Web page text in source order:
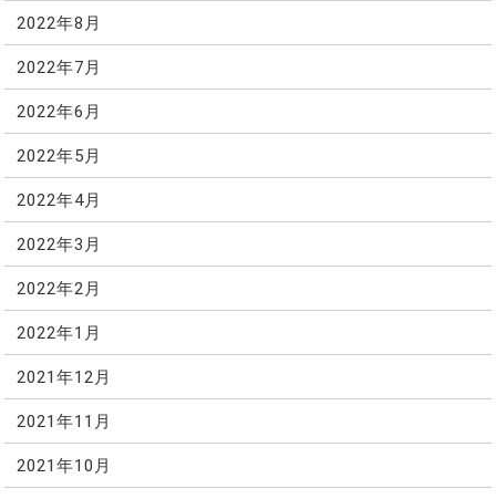
2022年8月
2022年7月
2022年6月
2022年5月
2022年4月
2022年3月
2022年2月
2022年1月
2021年12月
2021年11月
2021年10月